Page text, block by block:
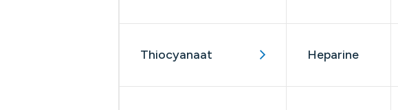
Thiocyanaat Heparine